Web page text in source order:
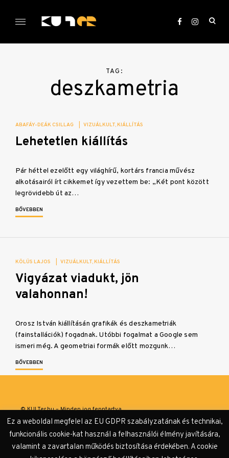
KULTer.hu
TAG:
deszkametria
ABAFÁY-DEÁK CSILLAG VIZUÁLKULT KIÁLLÍTÁS
Lehetetlen kiállítás
Pár héttel ezelőtt egy világhírű, kortárs francia művész
alkotásairól írt cikkemet így vezettem be: „Két pont között
legrövidebb út az…
BŐVEBBEN
KÖLÜS LAJOS VIZUÁLKULT KIÁLLÍTÁS
Vigyázat viadukt, jön
valahonnan!
Orosz István kiállításán grafikák és deszkametriák
(fainstallációk) fogadnak. Utóbbi fogalmat a Google sem
ismeri még. A geometriai formák előtt mozgunk…
BŐVEBBEN
© KULTer.hu – Minden jog fenntartva
Adatvédelmi tájékoztató
Ez a weboldal megfelel az EU GDPR szabályzatának és technikai,
funkcionális cookie-kat használ a felhasználói élmény javítására,
valamint a zavartalan működés biztosítása érdekében. A cookie